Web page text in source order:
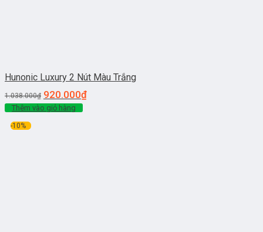
Hunonic Luxury 2 Nút Màu Trắng
1.038.000₫ 920.000₫
Thêm vào giỏ hàng
-10%